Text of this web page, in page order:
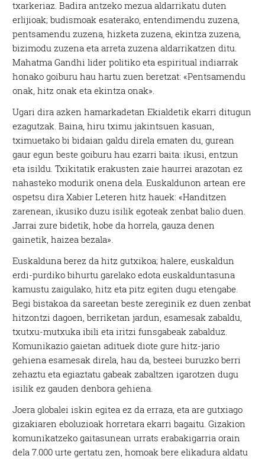
txarkeriaz. Badira antzeko mezua aldarrikatu duten
erlijioak; budismoak esaterako, entendimendu zuzena,
pentsamendu zuzena, hizketa zuzena, ekintza zuzena,
bizimodu zuzena eta arreta zuzena aldarrikatzen ditu.
Mahatma Gandhi lider politiko eta espiritual indiarrak
honako goiburu hau hartu zuen beretzat: «Pentsamendu
onak, hitz onak eta ekintza onak».
Ugari dira azken hamarkadetan Ekialdetik ekarri ditugun
ezagutzak. Baina, hiru tximu jakintsuen kasuan,
tximuetako bi bidaian galdu direla ematen du, gurean
gaur egun beste goiburu hau ezarri baita: ikusi, entzun
eta isildu. Txikitatik erakusten zaie haurrei arazotan ez
nahasteko modurik onena dela. Euskaldunon artean ere
ospetsu dira Xabier Leteren hitz hauek: «Handitzen
zarenean, ikusiko duzu isilik egoteak zenbat balio duen.
Jarrai zure bidetik, hobe da horrela, gauza denen
gainetik, haizea bezala».
Euskalduna berez da hitz gutxikoa; halere, euskaldun
erdi-purdiko bihurtu garelako edota euskalduntasuna
kamustu zaigulako, hitz eta pitz egiten dugu etengabe.
Begi bistakoa da sareetan beste zereginik ez duen zenbat
hitzontzi dagoen, berriketan jardun, esamesak zabaldu,
txutxu-mutxuka ibili eta iritzi funsgabeak zabalduz.
Komunikazio gaietan adituek diote gure hitz-jario
gehiena esamesak direla, hau da, besteei buruzko berri
zehaztu eta egiaztatu gabeak zabaltzen igarotzen dugu
isilik ez gauden denbora gehiena.
Joera globalei iskin egitea ez da erraza, eta are gutxiago
gizakiaren eboluzioak horretara ekarri bagaitu. Gizakion
komunikatzeko gaitasunean urrats erabakigarria orain
dela 7.000 urte gertatu zen, homoak bere elikadura aldatu